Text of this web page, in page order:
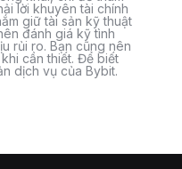
lời khuyên tài chính
giữ tài sản kỹ thuật
đánh giá kỹ tình
rủi ro. Bạn cũng nên
cần thiết. Để biết
dịch vụ của Bybit.